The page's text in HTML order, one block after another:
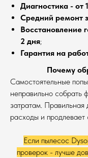
Диагностика - от
Средний ремонт
Восстановление
2 дня;
Гарантия на
Почему
Самостоятельные
неправильно собрать
затратам.
расходы и продлевает
Если пылесос
проверок - лучше